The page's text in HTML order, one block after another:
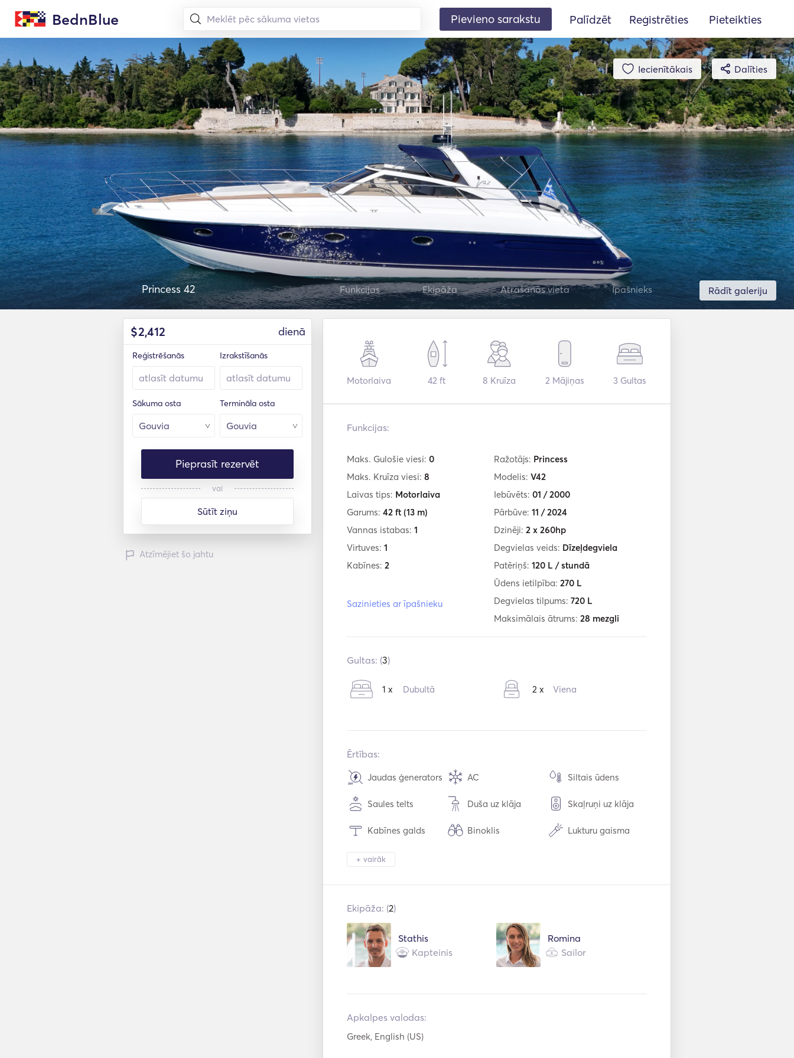
BednBlue Pievieno sarakstu Palīdzēt Reģistrēties Pieteikties
Iecienītākais Dalīties
Rādīt galeriju
Princess 42 Funkcijas Ekipāža Atrašanās vieta Īpašnieks
$2,412 dienā
Reģistrēšanās Izrakstīšanās
Sākuma osta Termināla osta
Pieprasīt rezervēt
vai
Sūtīt ziņu
Atzīmējiet šo jahtu
Motorlaiva 42 ft 8 Kruīza 2 Mājiņas 3 Gultas
Funkcijas:
Maks. Gulošie viesi: 0
Maks. Kruīza viesi: 8
Laivas tips: Motorlaiva
Garums: 42 ft (13 m)
Vannas istabas: 1
Virtuves: 1
Kabīnes: 2
Sazinieties ar īpašnieku
Ražotājs: Princess
Modelis: V42
Iebūvēts: 01 / 2000
Pārbūve: 11 / 2024
Dzinēji: 2 x 260hp
Degvielas veids: Dīzeļdegviela
Patēriņš: 120 L / stundā
Ūdens ietilpība: 270 L
Degvielas tilpums: 720 L
Maksimālais ātrums: 28 mezgli
Gultas: (3)
1 x Dubultā 2 x Viena
Ērtības:
Jaudas ģenerators AC Siltais ūdens
Saules telts Duša uz klāja Skaļruņi uz klāja
Kabīnes galds Binoklis Lukturu gaisma
Elektriskā tualete
Kafijas automāts
Papildu savienojum
s
USB savienojums
Mp3 atskaņotājs /
Radio / CD
Jaudas invertors
Snorkelēšanas aprī
Spārni
+ vairāk
Ekipāža: (2)
Stathis
Kapteinis
Romina
Sailor
Apkalpes valodas:
Greek, English (US)